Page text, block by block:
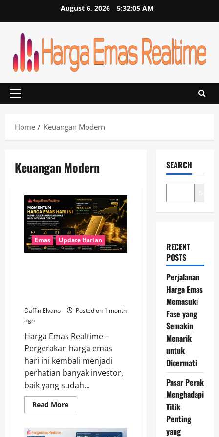
August 6, 2026 5:32:05 AM
Primary
Home
Keuangan Modern
Keuangan Modern
Emas Update Harian
Daffin Elvano
Posted on 1 month
ago
Harga Emas Realtime –
Pergerakan harga emas
hari ini kembali menjadi
perhatian banyak investor,
baik yang sudah...
Read MoreRead
more
Harga
SEARCH
RECENT
POSTS
Perjalanan
Harga Emas
Memasuki
Fase yang
Semakin
Menarik
untuk
Dicermati
Pasar Perak
Menghadapi
Titik
Penting
yang